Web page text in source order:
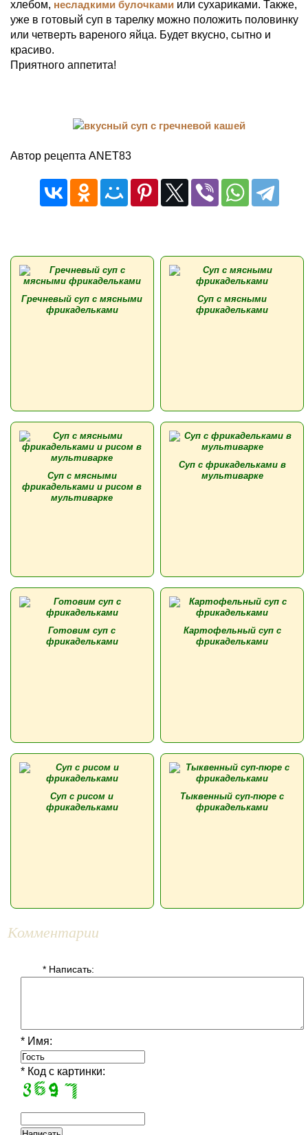
хлебом, несладкими булочками или сухариками. Также,
уже в готовый суп в тарелку можно положить половинку
или четверть вареного яйца. Будет вкусно, сытно и
красиво.
Приятного аппетита!
Автор рецепта ANET83
Гречневый суп с мясными
фрикадельками
Суп с мясными
фрикадельками
Суп с мясными
фрикадельками и рисом в
мультиварке
Суп с фрикадельками в
мультиварке
Готовим суп с
фрикадельками
Картофельный суп с
фрикадельками
Суп с рисом и
фрикадельками
Тыквенный суп-пюре с
фрикадельками
Комментарии
* Написать:
* Имя:
* Код с картинки: